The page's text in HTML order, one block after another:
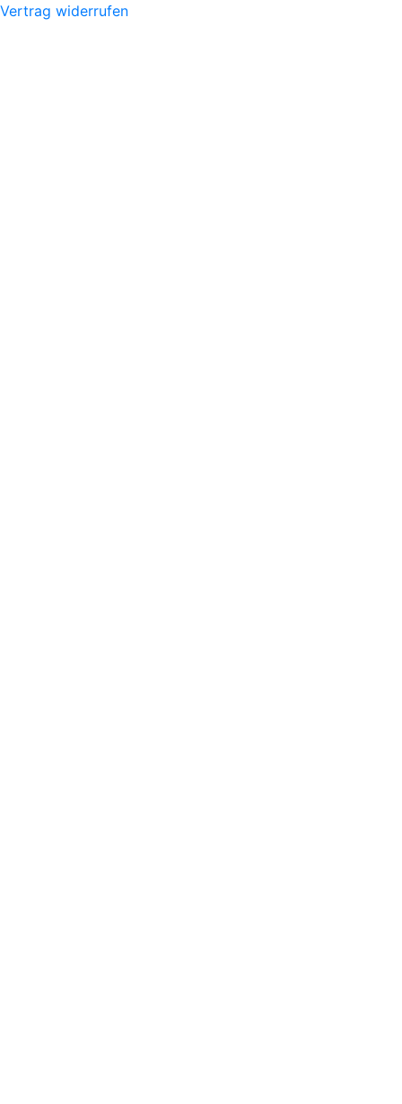
Vertrag widerrufen